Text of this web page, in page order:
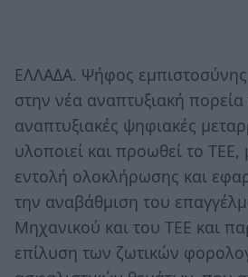
EΛΛΑΔΑ. Ψήφος
στην νέα αναπτυξιακή
αναπτυξιακές ψηφιακές
υλοποιεί και προωθεί το
εντολή ολοκλήρωσης και
την αναβάθμιση του
Μηχανικού και του ΤΕΕ και
επίλυση των ζωτικών